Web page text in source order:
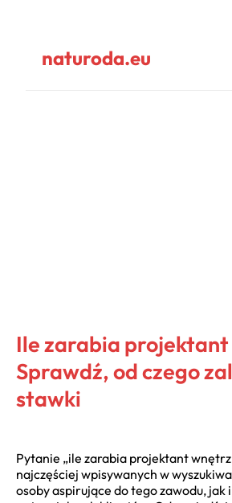
naturoda.eu
Ile zarabia
Sprawdź, od czego
stawki
Pytanie „ile zarabia projektant
najczęściej wpisywanych w
osoby aspirujące do tego zawodu, jak